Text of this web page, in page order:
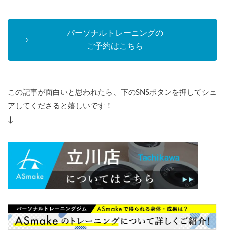
パーソナルトレーニングの
ご予約はこちら
この記事が面白いと思われたら、下のSNSボタンを押してシェ
アしてくださると嬉しいです！
↓